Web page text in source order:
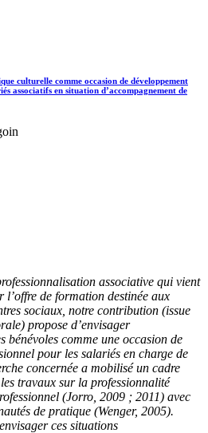
culturelle comme occasion de développement
associatifs en situation d’accompagnement de
associative qui vient
l’offre de formation destinée aux
sociaux, notre contribution (issue
propose d’envisager
bénévoles comme une occasion de
pour les salariés en charge de
concernée a mobilisé un cadre
travaux sur la professionnalité
(Jorro, 2009 ; 2011) avec
de pratique (Wenger, 2005).
ces situations